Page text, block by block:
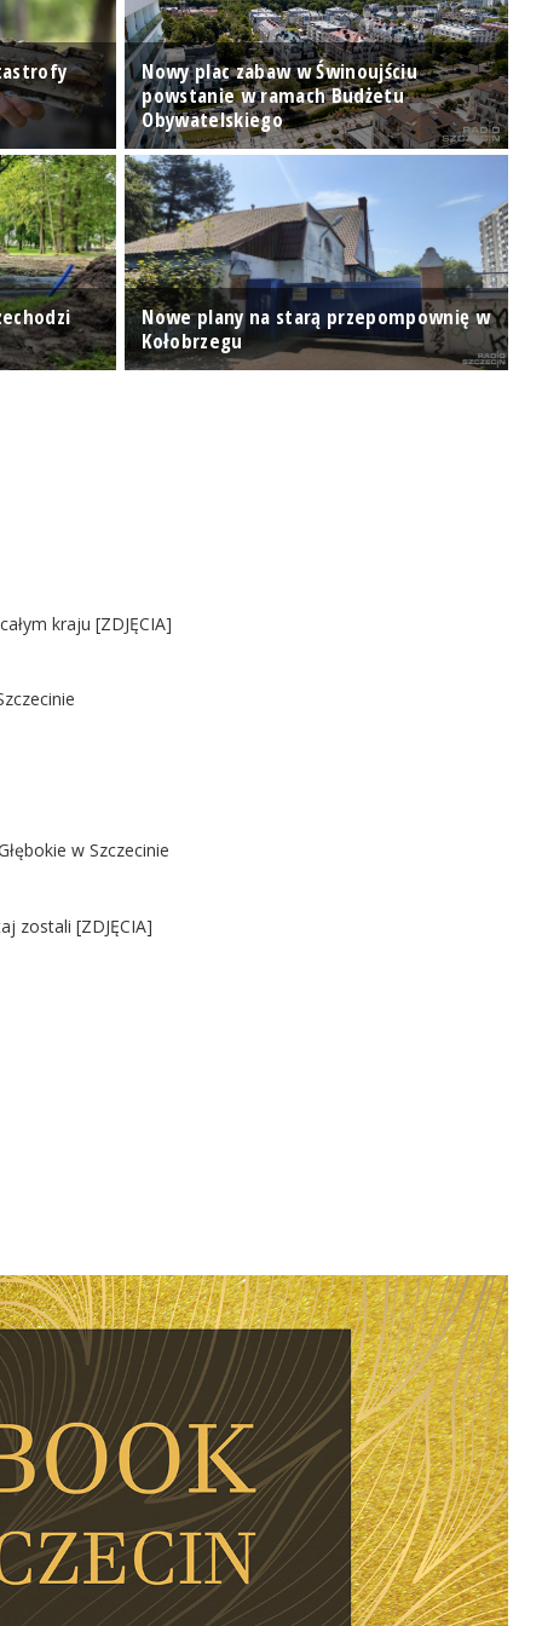
Nowy plac zabaw w Świnoujściu
powstanie w ramach Budżetu
Obywatelskiego
Nowe plany na starą przepompownię w
Kołobrzegu
kraju [ZDJĘCIA]
w Szczecinie
zostali [ZDJĘCIA]